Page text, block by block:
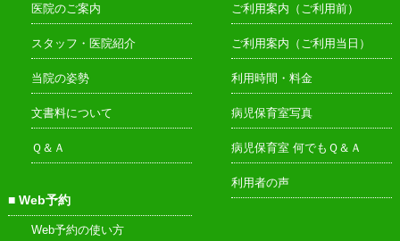
医院のご案内
スタッフ・医院紹介
当院の姿勢
文書料について
Ｑ＆Ａ
Web予約
Web予約の使い方
ご利用案内（ご利用前）
ご利用案内（ご利用当日）
利用時間・料金
病児保育室写真
病児保育室 何でもＱ＆Ａ
利用者の声